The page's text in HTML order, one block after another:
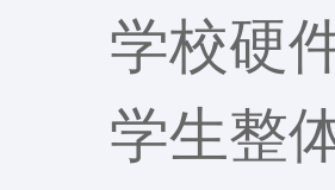
学校硬
学生整体